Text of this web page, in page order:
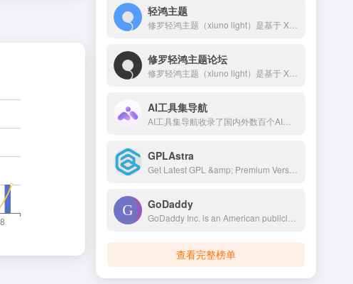
轻鸿主题
修罗轻鸿主题论坛
AI工具集导航
GPLAstra
GoDaddy
查看完整榜单